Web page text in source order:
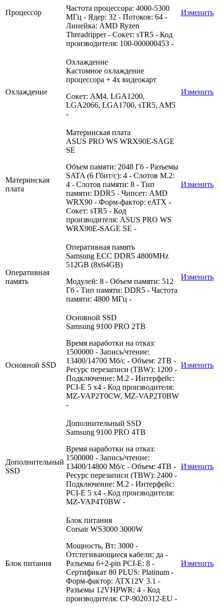
Процессор
Частота процессора: 4000-5300
МГц - Ядер: 32 - Потоков: 64 -
Линейка: AMD Ryzen
Threadripper - Сокет: sTR5 - Код
производителя: 100-000000453 -
Изменить
Охлаждение
Охлаждение
Кастомное охлаждение
процессора + 4х видеокарт
Сокет: AM4, LGA1200,
LGA2066, LGA1700, sTR5, AM5
-
Изменить
Материнская
плата
Материнская плата
ASUS PRO WS WRX90E-SAGE
SE
Объем памяти: 2048 Гб - Разъемы
SATA (6 Гбит/с): 4 - Слотов M.2:
4 - Слотов памяти: 8 - Тип
памяти: DDR5 - Чипсет: AMD
WRX90 - Форм-фактор: eATX -
Сокет: sTR5 - Код
производителя: ASUS PRO WS
WRX90E-SAGE SE -
Изменить
Оперативная
память
Оперативная память
Samsung ECC DDR5 4800MHz
512GB (8x64GB)
Модулей: 8 - Объем памяти: 512
Гб - Тип памяти: DDR5 - Частота
памяти: 4800 МГц -
Изменить
Основной SSD
Основной SSD
Samsung 9100 PRO 2TB
Время наработки на отказ:
1500000 - Запись/чтение:
13400/14700 Мб/с - Объем: 2TB -
Ресурс перезаписи (TBW): 1200 -
Подключение: M.2 - Интерфейс:
PCI-E 5 x4 - Код производителя:
MZ-VAP2T0CW, MZ-VAP2T0BW
-
Изменить
Дополнительный
SSD
Дополнительный SSD
Samsung 9100 PRO 4TB
Время наработки на отказ:
1500000 - Запись/чтение:
13400/14800 Мб/с - Объем: 4TB -
Ресурс перезаписи (TBW): 2400 -
Подключение: M.2 - Интерфейс:
PCI-E 5 x4 - Код производителя:
MZ-VAP4T0BW -
Изменить
Блок питания
Блок питания
Corsair WS3000 3000W
Мощность, Вт: 3000 -
Отстегивающиеся кабели: да -
Разъемы 6+2-pin PCI-E: 8 -
Сертификат 80 PLUS: Platinum -
Форм-фактор: ATX12V 3.1 -
Разъемы 12VHPWR: 4 - Код
производителя: CP-9020312-EU -
Изменить